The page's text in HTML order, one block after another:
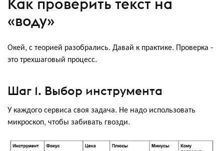
Как проверить текст на
«воду»
Окей, с теорией разобрались. Давай к практике. Проверка -
это трехшаговый процесс.
Шаг 1. Выбор инструмента
У каждого сервиса своя задача. Не надо использовать
микроскоп, чтобы забивать гвозди.